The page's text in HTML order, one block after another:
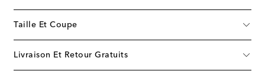
Taille Et Coupe
Livraison Et Retour Gratuits